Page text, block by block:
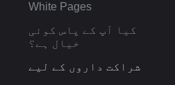
White Pages
کیا آپ کے پاس کوئی
خیال ہے؟
شراکت داروں کے لیے